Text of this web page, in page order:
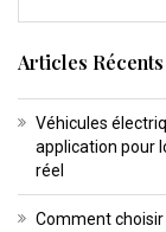
Articles Récents
Véhicules
application pour
réel
Comment choisir